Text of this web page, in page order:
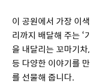
이 공원에서 가장 이
리까지 배달해 주는 ‘
을 내달리는 꼬마기
등 다양한 이야기를
를 선물해 줍니다.